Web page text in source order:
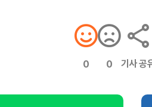
0 0 기사 공